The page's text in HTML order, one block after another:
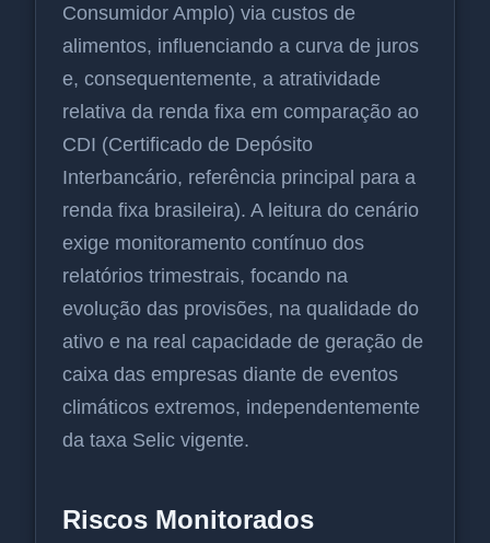
Consumidor Amplo) via custos de
alimentos, influenciando a curva de juros
e, consequentemente, a atratividade
relativa da renda fixa em comparação ao
CDI (Certificado de Depósito
Interbancário, referência principal para a
renda fixa brasileira). A leitura do cenário
exige monitoramento contínuo dos
relatórios trimestrais, focando na
evolução das provisões, na qualidade do
ativo e na real capacidade de geração de
caixa das empresas diante de eventos
climáticos extremos, independentemente
da taxa Selic vigente.
Riscos Monitorados